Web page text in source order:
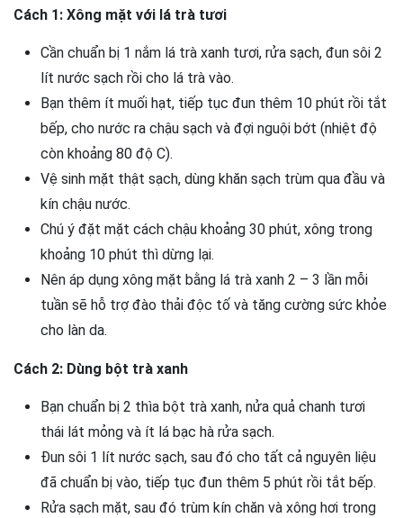
Cách 1: Xông mặt với lá trà tươi
Cần chuẩn bị 1 nắm lá trà xanh tươi, rửa sạch, đun sôi 2
lít nước sạch rồi cho lá trà vào.
Bạn thêm ít muối hạt, tiếp tục đun thêm 10 phút rồi tắt
bếp, cho nước ra chậu sạch và đợi nguội bớt (nhiệt độ
còn khoảng 80 độ C).
Vệ sinh mặt thật sạch, dùng khăn sạch trùm qua đầu và
kín chậu nước.
Chú ý đặt mặt cách chậu khoảng 30 phút, xông trong
khoảng 10 phút thì dừng lại.
Nên áp dụng xông mặt bằng lá trà xanh 2 – 3 lần mỗi
tuần sẽ hỗ trợ đào thải độc tố và tăng cường sức khỏe
cho làn da.
Cách 2: Dùng bột trà xanh
Bạn chuẩn bị 2 thìa bột trà xanh, nửa quả chanh tươi
thái lát mỏng và ít lá bạc hà rửa sạch.
Đun sôi 1 lít nước sạch, sau đó cho tất cả nguyên liệu
đã chuẩn bị vào, tiếp tục đun thêm 5 phút rồi tắt bếp.
Rửa sạch mặt, sau đó trùm kín chăn và xông hơi trong